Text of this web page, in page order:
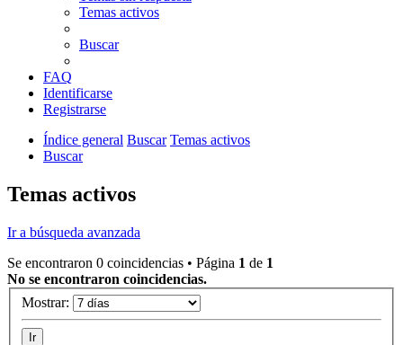
Temas activos
Buscar
FAQ
Identificarse
Registrarse
Índice general Buscar Temas activos
Buscar
Temas activos
Ir a búsqueda avanzada
Se encontraron 0 coincidencias • Página 1 de 1
No se encontraron coincidencias.
Mostrar: